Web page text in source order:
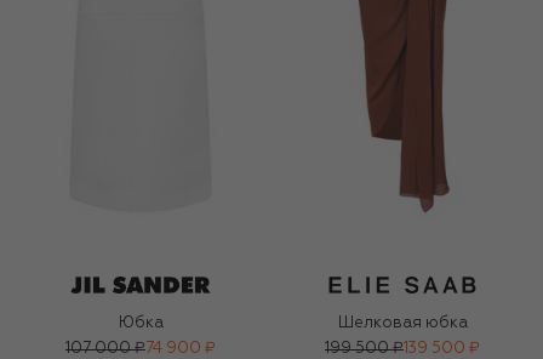
Юбка
107 000 ₽74 900 ₽
Шелковая юбка
199 500 ₽ 139 500 ₽